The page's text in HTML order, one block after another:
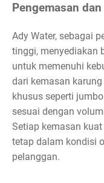
Pengemasan
Ady Water, sebagai
tinggi, menyediakan
untuk memenuhi
dari kemasan
khusus seperti
sesuai dengan
Setiap kemasan
tetap dalam kondisi
pelanggan.